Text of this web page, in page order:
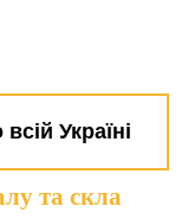
Україні
та скла